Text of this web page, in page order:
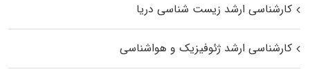
کارشناسی ارشد زیست‌ شناسی دریا
کارشناسی ارشد ژئوفیزیک و هواشناسی